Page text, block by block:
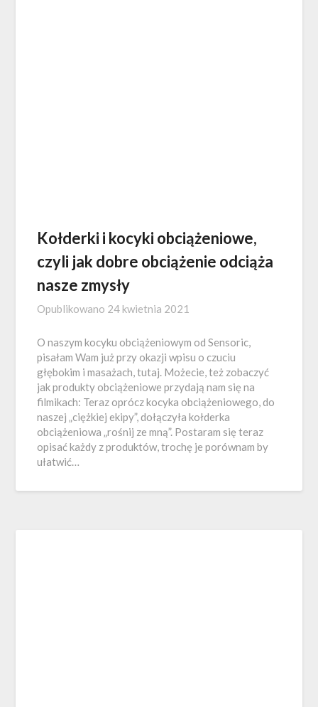
Kołderki i kocyki obciążeniowe,
czyli jak dobre obciążenie odciąża
nasze zmysły
Opublikowano 24 kwietnia 2021
O naszym kocyku obciążeniowym od Sensoric,
pisałam Wam już przy okazji wpisu o czuciu
głębokim i masażach, tutaj. Możecie, też zobaczyć
jak produkty obciążeniowe przydają nam się na
filmikach: Teraz oprócz kocyka obciążeniowego, do
naszej „ciężkiej ekipy”, dołączyła kołderka
obciążeniowa „rośnij ze mną”. Postaram się teraz
opisać każdy z produktów, trochę je porównam by
ułatwić…